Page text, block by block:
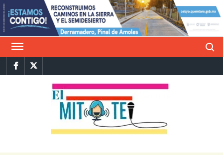
Saltar
al
contenido
FacebookTwitter